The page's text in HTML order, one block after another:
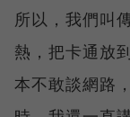
所以，我們叫
熱，把卡通放
本不敢談網路